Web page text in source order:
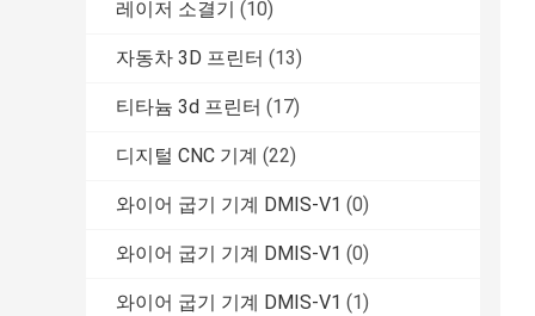
레이저 소결기 (10)
자동차 3D 프린터 (13)
티타늄 3d 프린터 (17)
디지털 CNC 기계 (22)
와이어 굽기 기계 DMIS-V1 (0)
와이어 굽기 기계 DMIS-V1 (0)
와이어 굽기 기계 DMIS-V1 (1)